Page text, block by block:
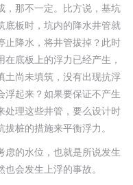
，那不一定。比方说，基坑
底板时，坑内的降水井管就
降水， 将井管拔掉？此时
在底板上的浮力已经产生，
土尚未填筑，没有出现抗浮
浮起来？如果要保证不产生
处理这些井管，要么设计时
拔桩的措施来平衡浮力。
虑的水位，也就是所说发生
会发生上浮的事故。